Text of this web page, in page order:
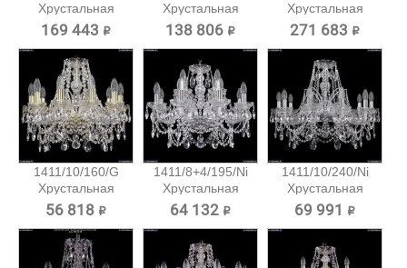
Хрустальная
подвесная...
169 443 ₽
Хрустальная
подвесная...
138 806 ₽
Хрустальная
подвесная...
271 683 ₽
1411/10/160/G
Хрустальная
подвесная...
56 818 ₽
1411/8+4/195/Ni
Хрустальная
подвесная...
64 132 ₽
1411/10/240/Ni
Хрустальная
подвесная...
69 991 ₽